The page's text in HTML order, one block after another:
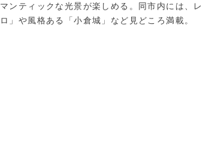
マンティックな光景が楽しめる。同市内には、
ロ」や風格ある「小倉城」など見どころ満載。